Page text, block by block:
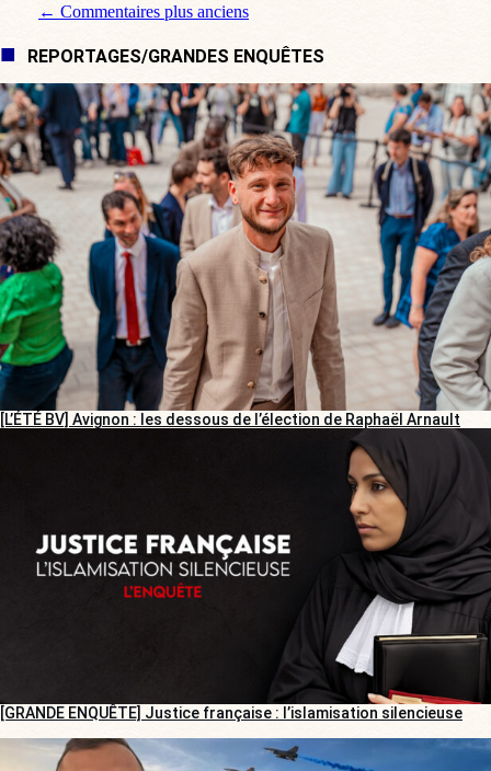
Navigation de commentaire
← Commentaires plus anciens
REPORTAGES/GRANDES ENQUÊTES
[L’ÉTÉ BV] Avignon : les dessous de l’élection de Raphaël Arnault
[GRANDE ENQUÊTE] Justice française : l’islamisation silencieuse